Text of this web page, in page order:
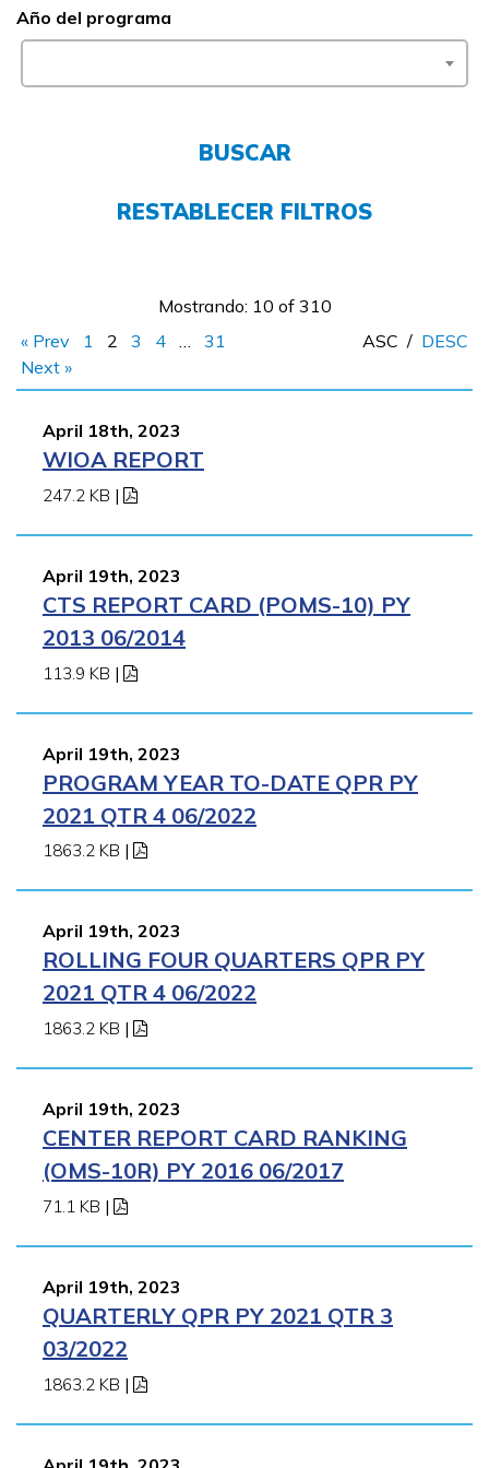
FAQs
Año del programa
BUSCAR
RESTABLECER FILTROS
Mostrando: 10 of 310
« Prev
1 2 3 4 …
31
Next »
ASC / DESC
April 18th, 2023
WIOA REPORT
247.2 KB |
April 19th, 2023
CTS REPORT CARD (POMS-10) PY
2013 06/2014
113.9 KB |
April 19th, 2023
PROGRAM YEAR TO-DATE QPR PY
2021 QTR 4 06/2022
1863.2 KB |
April 19th, 2023
ROLLING FOUR QUARTERS QPR PY
2021 QTR 4 06/2022
1863.2 KB |
April 19th, 2023
CENTER REPORT CARD RANKING
(OMS-10R) PY 2016 06/2017
71.1 KB |
April 19th, 2023
QUARTERLY QPR PY 2021 QTR 3
03/2022
1863.2 KB |